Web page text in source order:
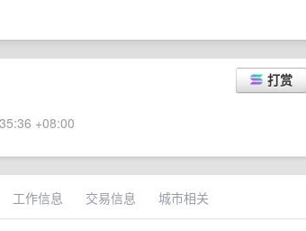
打赏
+08:00
工作信息 交易信息 城市相关